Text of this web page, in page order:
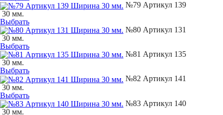
№79 Артикул 139
30 мм.
Выбрать
№80 Артикул 131
30 мм.
Выбрать
№81 Артикул 135
30 мм.
Выбрать
№82 Артикул 141
30 мм.
Выбрать
№83 Артикул 140
30 мм.